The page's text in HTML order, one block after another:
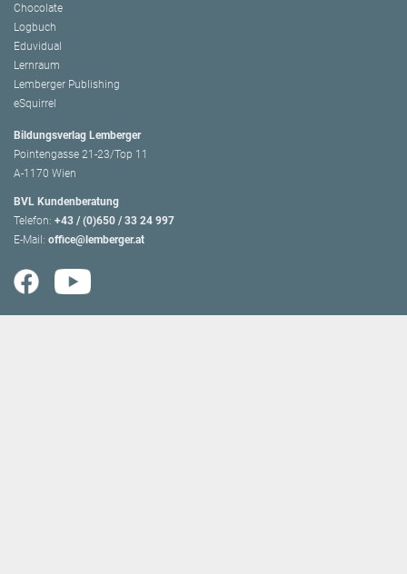
Chocolate
Logbuch
Eduvidual
Lernraum
Lemberger Publishing
eSquirrel
Bildungsverlag Lemberger
Pointengasse 21-23/Top 11
A-1170 Wien
BVL Kundenberatung
Telefon: +43 / (0)650 / 33 24 997
E-Mail: office@lemberger.at